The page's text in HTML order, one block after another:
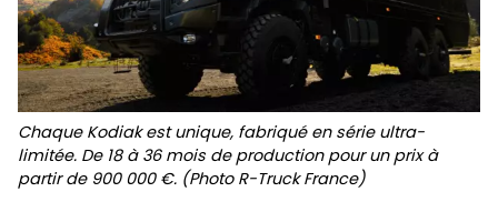
Chaque Kodiak est unique, fabriqué en série ultra-
limitée. De 18 à 36 mois de production pour un prix à
partir de 900 000 €. (Photo R-Truck France)